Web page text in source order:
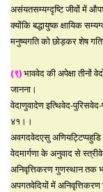
असंयतसम्यग्दृष्टि जीवों में
क्योंकि बद्धायुष्क क्षायिक
मनुष्यगति को छोड़कर शेष
(९)भाववेद की अपेक्षा तीनों
जानना।
वेदाणुवादेण इत्थिवेद-
४१।।
अवगदवेदएसु
वेदमार्गणा के अनुवाद से
अनिवृत्तिकरण गुणस्थान तक
अपगतवेदियों में